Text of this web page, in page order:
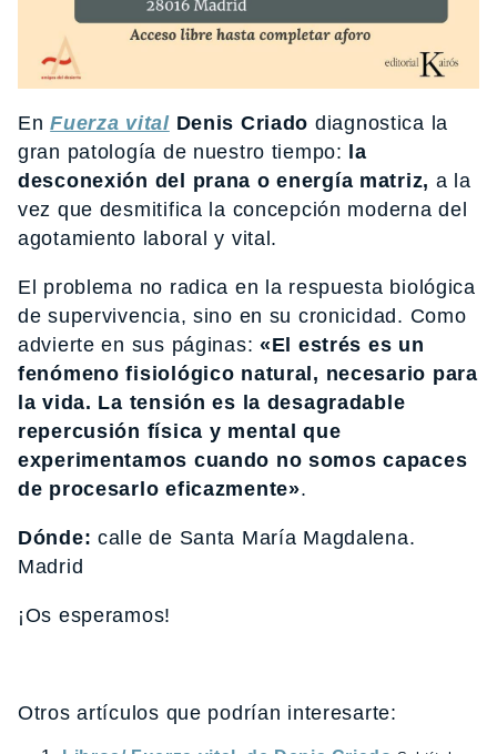
EnFuerza vital Denis Criado diagnostica la
gran patología de nuestro tiempo: la
desconexión del prana o energía matriz, a la
vez que desmitifica la concepción moderna del
agotamiento laboral y vital.
El problema no radica en la respuesta biológica
de supervivencia, sino en su cronicidad. Como
advierte en sus páginas:«El estrés es un
fenómeno fisiológico natural, necesario para
la vida. La tensión es la desagradable
repercusión física y mental que
experimentamos cuando no somos capaces
de procesarlo eficazmente».
Dónde: calle de Santa María Magdalena.
Madrid
¡Os esperamos!
Otros artículos que podrían interesarte: